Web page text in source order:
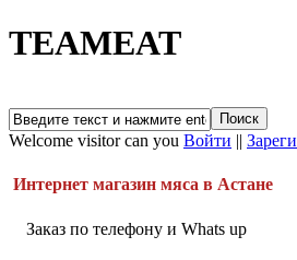
TEAMEAT
Welcome visitor can you Войти ||
Интернет магазин мяса в Астане
Заказ по телефону и Whats up